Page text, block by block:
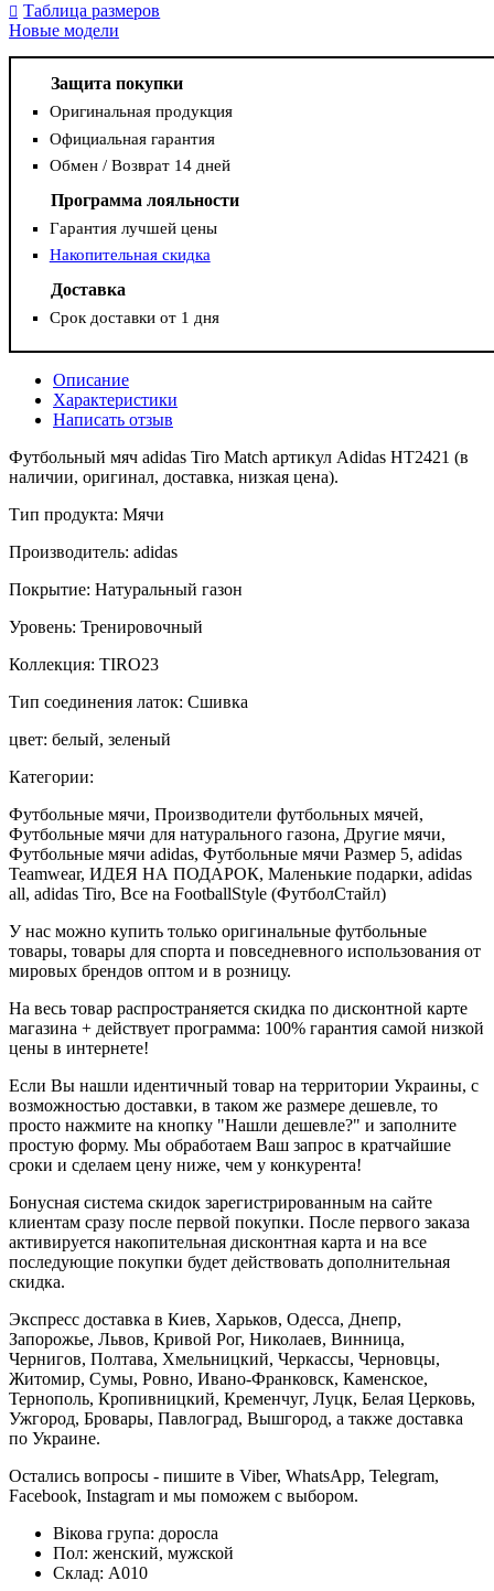
Таблица размеров
Новые модели
Защита покупки
Оригинальная продукция
Официальная гарантия
Обмен / Возврат 14 дней
Программа лояльности
Гарантия лучшей цены
Накопительная скидка
Доставка
Срок доставки от 1 дня
Описание
Характеристики
Написать отзыв
Футбольный мяч adidas Tiro Match артикул Adidas HT2421 (в
наличии, оригинал, доставка, низкая цена).
Тип продукта: Мячи
Производитель: adidas
Покрытие: Натуральный газон
Уровень: Тренировочный
Коллекция: TIRO23
Тип соединения латок: Сшивка
цвет: белый, зеленый
Категории:
Футбольные мячи, Производители футбольных мячей,
Футбольные мячи для натурального газона, Другие мячи,
Футбольные мячи adidas, Футбольные мячи Размер 5, adidas
Teamwear, ИДЕЯ НА ПОДАРОК, Маленькие подарки, adidas
all, adidas Tiro, Все на FootballStyle (ФутболСтайл)
У нас можно купить только оригинальные футбольные
товары, товары для спорта и повседневного использования от
мировых брендов оптом и в розницу.
На весь товар распространяется скидка по дисконтной карте
магазина + действует программа: 100% гарантия самой низкой
цены в интернете!
Если Вы нашли идентичный товар на территории Украины, с
возможностью доставки, в таком же размере дешевле, то
просто нажмите на кнопку "Нашли дешевле?" и заполните
простую форму. Мы обработаем Ваш запрос в кратчайшие
сроки и сделаем цену ниже, чем у конкурента!
Бонусная система скидок зарегистрированным на сайте
клиентам сразу после первой покупки. После первого заказа
активируется накопительная дисконтная карта и на все
последующие покупки будет действовать дополнительная
скидка.
Экспресс доставка в Киев, Харьков, Одесса, Днепр,
Запорожье, Львов, Кривой Рог, Николаев, Винница,
Чернигов, Полтава, Хмельницкий, Черкассы, Черновцы,
Житомир, Сумы, Ровно, Ивано-Франковск, Каменское,
Тернополь, Кропивницкий, Кременчуг, Луцк, Белая Церковь,
Ужгород, Бровары, Павлоград, Вышгород, а также доставка
по Украине.
Остались вопросы - пишите в Viber, WhatsApp, Telegram,
Facebook, Instagram и мы поможем с выбором.
Вікова група: доросла
Пол: женский, мужской
Склад: А010